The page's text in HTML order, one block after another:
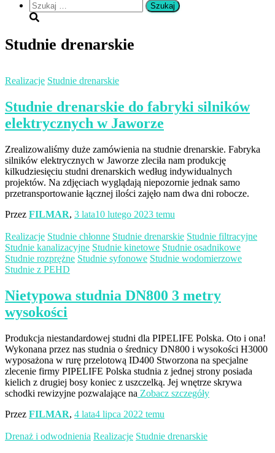
Szukaj:
Studnie drenarskie
Realizacje Studnie drenarskie
Studnie drenarskie do fabryki silników
elektrycznych w Jaworze
Zrealizowaliśmy duże zamówienia na studnie drenarskie. Fabryka
silników elektrycznych w Jaworze zleciła nam produkcję
kilkudziesięciu studni drenarskich według indywidualnych
projektów. Na zdjęciach wyglądają niepozornie jednak samo
przetransportowanie łącznej ilości zajęło nam dwa dni robocze.
Przez FILMAR, 3 lata10 lutego 2023 temu
Realizacje Studnie chłonne Studnie drenarskie Studnie filtracyjne
Studnie kanalizacyjne Studnie kinetowe Studnie osadnikowe
Studnie rozprężne Studnie syfonowe Studnie wodomierzowe
Studnie z PEHD
Nietypowa studnia DN800 3 metry
wysokości
Produkcja niestandardowej studni dla PIPELIFE Polska. Oto i ona!
Wykonana przez nas studnia o średnicy DN800 i wysokości H3000
wyposażona w rurę przelotową ID400 Stworzona na specjalne
zlecenie firmy PIPELIFE Polska studnia z jednej strony posiada
kielich z drugiej bosy koniec z uszczelką. Jej wnętrze skrywa
schodki rewizyjne pozwalające na Zobacz szczegóły
Przez FILMAR, 4 lata4 lipca 2022 temu
Drenaż i odwodnienia Realizacje Studnie drenarskie